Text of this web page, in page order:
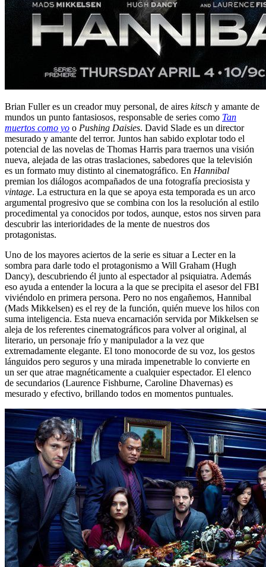
Brian Fuller es un creador muy personal, de aires kitsch y amante de
mundos un punto fantasiosos, responsable de series como Tan
muertos como yo o Pushing Daisies. David Slade es un director
mesurado y amante del terror. Juntos han sabido explotar todo el
potencial de las novelas de Thomas Harris para traernos una visión
nueva, alejada de las otras traslaciones, sabedores que la televisión
es un formato muy distinto al cinematográfico. En Hannibal
premian los diálogos acompañados de una fotografía preciosista y
vintage. La estructura en la que se apoya esta temporada es un arco
argumental progresivo que se combina con los la resolución al estilo
procedimental ya conocidos por todos, aunque, estos nos sirven para
descubrir las interioridades de la mente de nuestros dos
protagonistas.
Uno de los mayores aciertos de la serie es situar a Lecter en la
sombra para darle todo el protagonismo a Will Graham (Hugh
Dancy), descubriendo él junto al espectador al psiquiatra. Además
eso ayuda a entender la locura a la que se precipita el asesor del FBI
viviéndolo en primera persona. Pero no nos engañemos, Hannibal
(Mads Mikkelsen) es el rey de la función, quién mueve los hilos con
suma inteligencia. Esta nueva encarnación servida por Mikkelsen se
aleja de los referentes cinematográficos para volver al original, al
literario, un personaje frío y manipulador a la vez que
extremadamente elegante. El tono monocorde de su voz, los gestos
lánguidos pero seguros y una mirada impenetrable lo convierte en
un ser que atrae magnéticamente a cualquier espectador. El elenco
de secundarios (Laurence Fishburne, Caroline Dhavernas) es
mesurado y efectivo, brillando todos en momentos puntuales.